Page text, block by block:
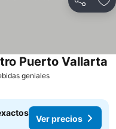
Compartir
geniales
Puerto Vallarta
Ver precios